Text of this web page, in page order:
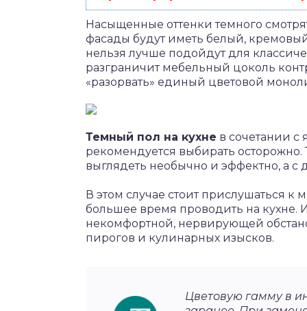
Насыщенные оттенки темного
фасады будут иметь белый,
нельзя лучше подойдут для
разграничит мебельный цоколь
«разорвать» единый цветовой
Темный пол на кухне в сочетании
рекомендуется выбирать
выглядеть необычно и эффектно, а
В этом случае стоит прислушаться
большее время проводить на кухне.
некомфортной, нервирующей
пирогов и кулинарных изысков.
Цветовую гамму в